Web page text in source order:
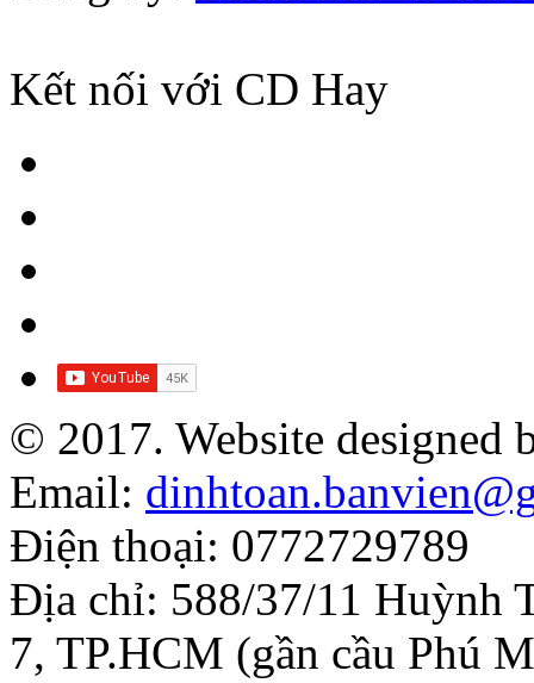
Kết nối với CD Hay
© 2017. Website designed
Email:
Điện thoại: 0772729789
Địa chỉ: 588/37/11 Huỳnh
7, TP.HCM (gần cầu Phú